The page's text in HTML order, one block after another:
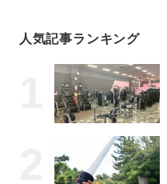
人気記事ランキング